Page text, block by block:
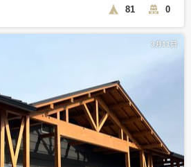
81 0
3月11日